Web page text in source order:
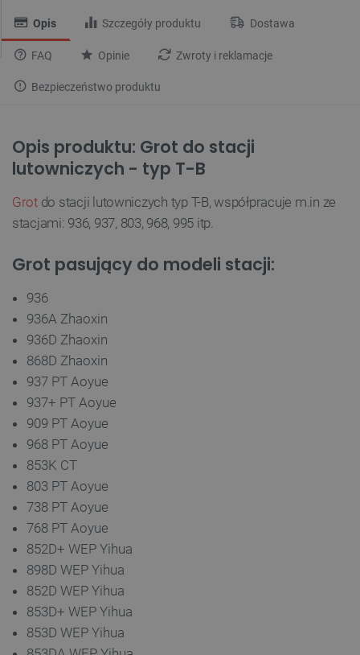
Opis Szczegóły produktu Dostawa
FAQ Opinie Zwroty i reklamacje
Bezpieczeństwo produktu
Opis produktu: Grot do stacji
lutowniczych - typ T-B
Grotdo stacji lutowniczych typ T-B, współpracuje m.in ze
stacjami: 936, 937, 803, 968, 995 itp.
Grot pasujący do modeli stacji:
936
936A Zhaoxin
936D Zhaoxin
868D Zhaoxin
937 PT Aoyue
937+ PT Aoyue
909 PT Aoyue
968 PT Aoyue
853K CT
803 PT Aoyue
738 PT Aoyue
768 PT Aoyue
852D+ WEP Yihua
898D WEP Yihua
852D WEP Yihua
853D+ WEP Yihua
853D WEP Yihua